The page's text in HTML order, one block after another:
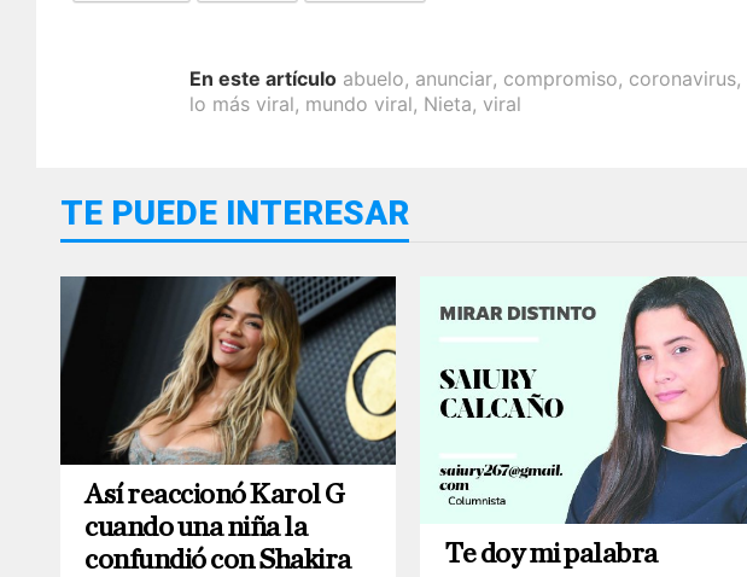
En este artículo abuelo, anunciar, compromiso, coronavirus,
lo más viral, mundo viral, Nieta, viral
TE PUEDE INTERESAR
Así reaccionó Karol G
cuando una niña la
confundió con Shakira
Te doy mi palabra